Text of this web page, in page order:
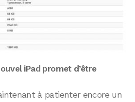
iPad promet d’être
à patienter encore un